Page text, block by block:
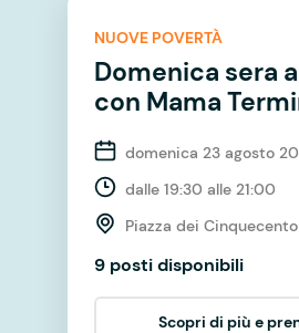
NUOVE POVERTÀ
Domenica sera
con Mama
domenica 23 agosto
dalle 19:30 alle 21:00
Piazza dei Cinquecento
9 posti disponibili
Scopri di più e